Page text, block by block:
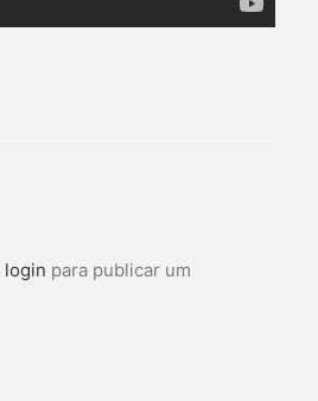
login para publicar um